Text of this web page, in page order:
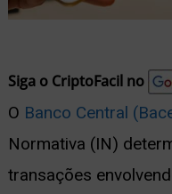
Siga o CriptoFacil no
O Banco Central
Normativa (IN)
transações